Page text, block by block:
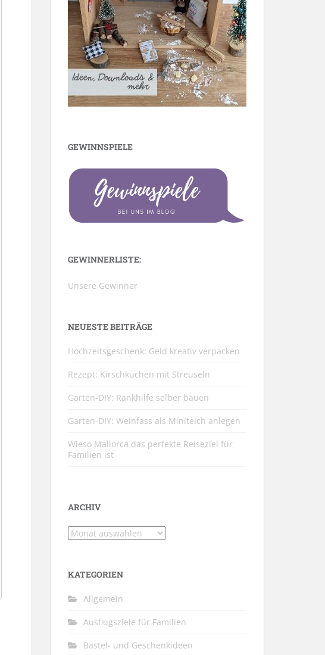
GEWINNSPIELE
GEWINNERLISTE:
Unsere Gewinner
NEUESTE BEITRÄGE
Hochzeitsgeschenk: Geld kreativ verpacken
Rezept: Kirschkuchen mit Streuseln
Garten-DIY: Rankhilfe selber bauen
Garten-DIY: Weinfass als Miniteich anlegen
Wieso Mallorca das perfekte Reiseziel für
Familien ist
ARCHIV
Archiv
KATEGORIEN
Allgemein
Ausflugsziele für Familien
Bastel- und Geschenkideen